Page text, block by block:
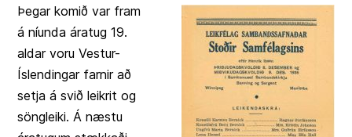
Þegar komið var fram
á níunda áratug 19.
aldar voru Vestur-
Íslendingar farnir að
setja á svið leikrit og
söngleiki. Á næstu